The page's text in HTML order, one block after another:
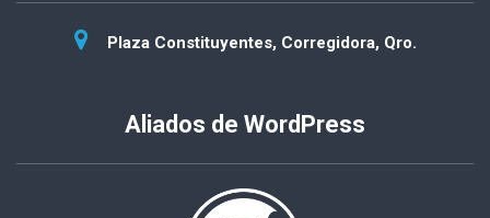
Plaza Constituyentes, Corregidora, Qro.
Aliados de WordPress